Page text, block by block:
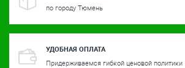
по городу Тюмень
УДОБНАЯ ОПЛАТА
Придерживаемся гибкой ценовой политики